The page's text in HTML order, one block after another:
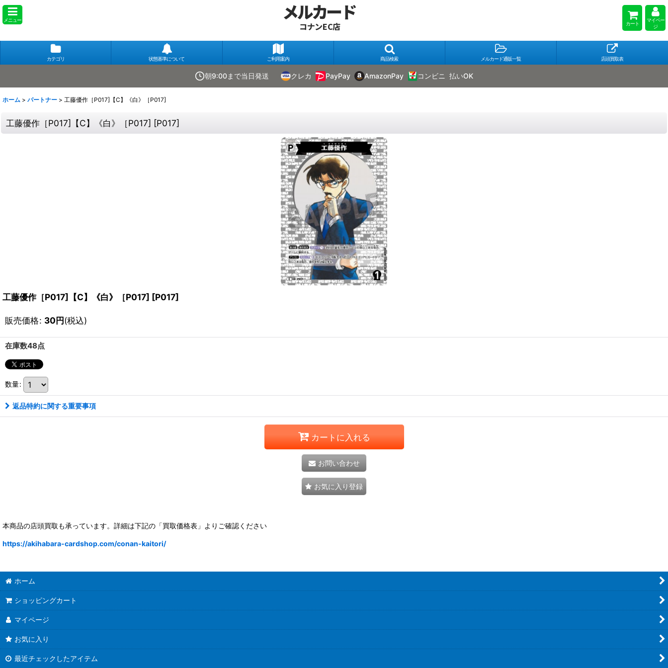
メニュー メルカード
コナンEC店 カート
マイペー
ジ
カテゴリ 状態基準について ご利用案内 商品検索 メルカード通販一覧 店頭買取表
朝9:00まで当日発送 クレカ PayPay AmazonPay コンビニ 払いOK
ホーム > パートナー > 工藤優作［P017]【C】《白》［P017]
工藤優作［P017]【C】《白》［P017] [P017]
工藤優作［P017]【C】《白》［P017] [P017]
販売価格: 30円(税込)
在庫数48点
数量:
返品特約に関する重要事項
カートに入れる
お問い合わせ
お気に入り登録
本商品の店頭買取も承っています。詳細は下記の「買取価格表」よりご確認ください
https://akihabara-cardshop.com/conan-kaitori/
ホーム
ショッピングカート
マイページ
お気に入り
最近チェックしたアイテム